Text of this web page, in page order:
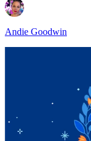
Andie Goodwin